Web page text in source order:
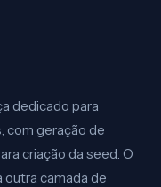
dedicado para
com geração de
criação da seed. O
outra camada de